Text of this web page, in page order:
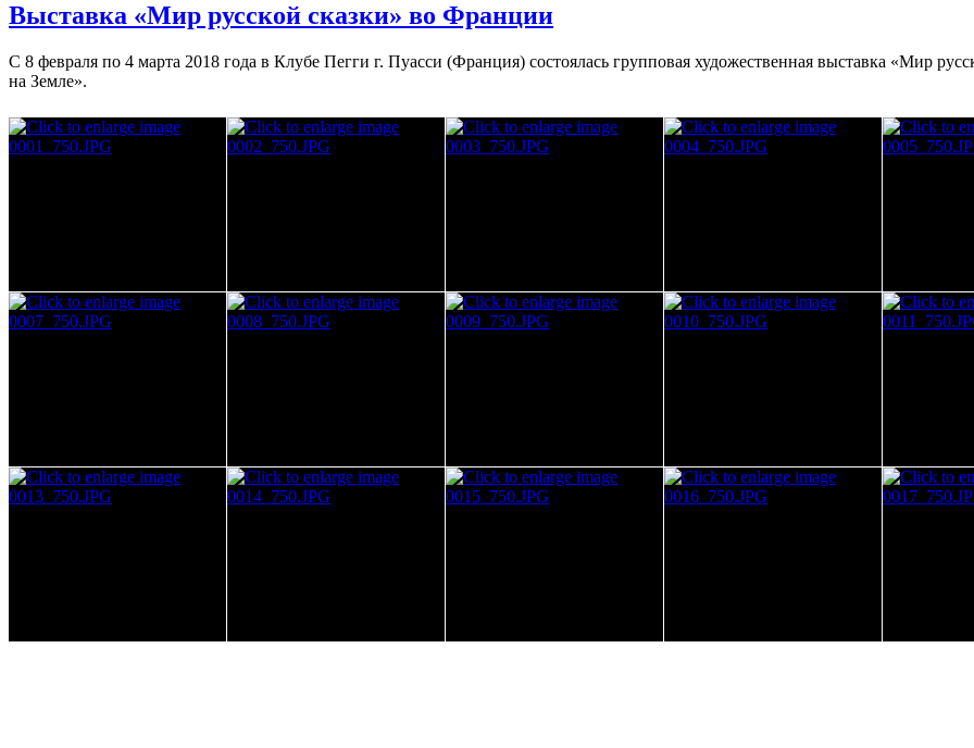
Выставка «Мир русской сказки» во Франции
С 8 февраля по 4 марта 2018 года в Клубе Пегги г. Пуасси (Франция) состоялась групповая художественная выставка «Мир
на Земле».